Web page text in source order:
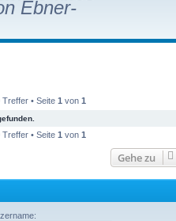
Ebner-
• Seite 1 von 1
• Seite 1 von 1
Gehe zu